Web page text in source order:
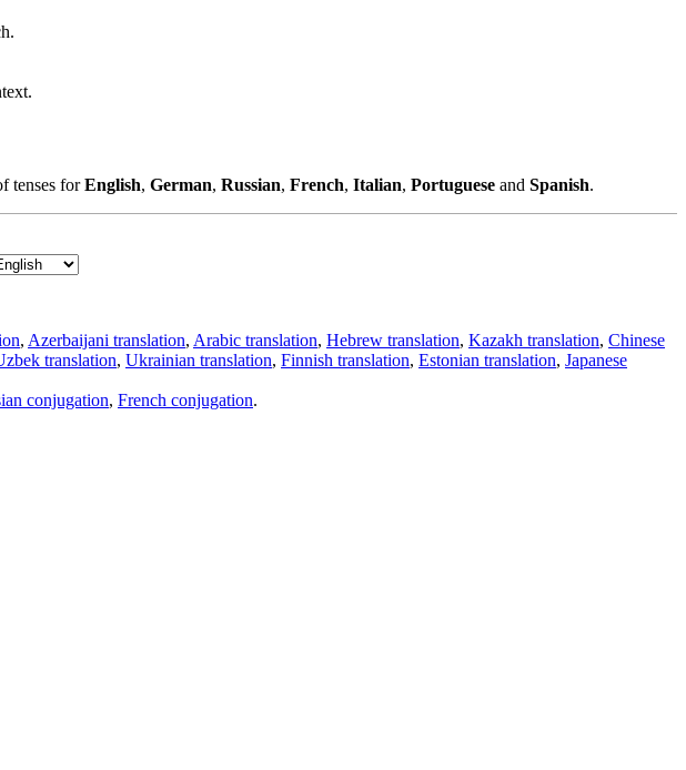
tenses forEnglish, German, Russian, French, Italian, Portuguese and Spanish.
, Azerbaijani translation, Arabic translation, Hebrew translation, Kazakh translation, Chinese
translation, Ukrainian translation, Finnish translation, Estonian translation, Japanese
conjugation, French conjugation.